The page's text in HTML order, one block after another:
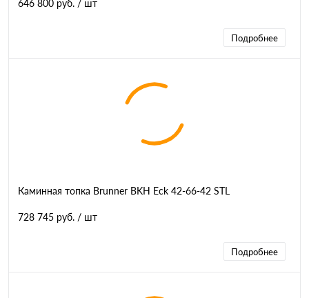
646 800 руб. / шт
Подробнее
Каминная топка Brunner BKH Eck 42-66-42 STL
728 745 руб. / шт
Подробнее